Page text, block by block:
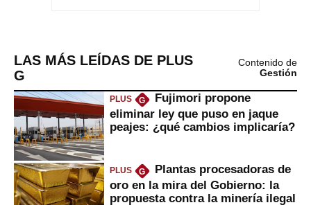
LAS MÁS LEÍDAS DE PLUS
G
Contenido de
Gestión
PLUS G
Fujimori propone
eliminar ley que puso en jaque
peajes: ¿qué cambios implicaría?
PLUS G
Plantas procesadoras de
oro en la mira del Gobierno: la
propuesta contra la minería ilegal